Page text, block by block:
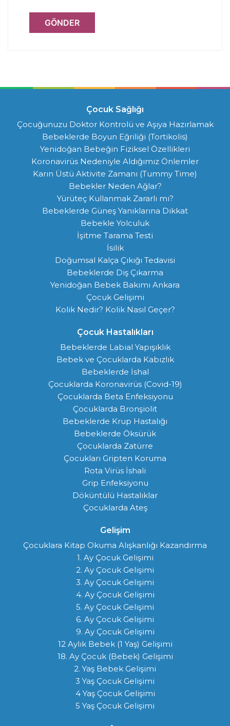
GÖNDER
Çocuk Sağlığı
Çocuğunuzu Doktor Kontrolü ve Aşıya Hazırlamak
Bebeklerde Boyun Eğriliği (Tortikolis)
Yenidoğan Bebeğin Fiziksel Özellikleri
Koronavirüs Nedeniyle Aldığımız Önlemler
Karın Üstü Aktivite Zamanı (Tummy Time)
Bebekler Neden Ağlar?
Yürüteç Kullanmak Zararlı mı?
Bebeklerde Güneş Yanıklarına Dikkat
Bebekle Yolculuk
İşitme Tarama Testi
İsilik
Doğumsal Kalça Çıkığı Tedavisi
Bebeklerde Diş Çıkarma
Yenidoğan Bebek Bakımı Ankara
Çocuk Gelişimi
Kolik Nedir? Kolik Nasıl Geçer?
Çocuk Hastalıkları
Bebeklerde Labial Yapışıklık
Bebek ve Çocuklarda Kabızlık
Bebeklerde İshal
Çocuklarda Koronavirüs (Covid-19)
Çocuklarda Beta Enfeksiyonu
Çocuklarda Bronşiolit
Bebeklerde Krup Hastalığı
Bebeklerde Öksürük
Çocuklarda Zatürre
Çocukları Gripten Koruma
Rota Virüs İshali
Grip Enfeksiyonu
Döküntülü Hastalıklar
Çocuklarda Ateş
Gelişim
Çocuklara Kitap Okuma Alışkanlığı Kazandırma
1. Ay Çocuk Gelişimi
2. Ay Çocuk Gelişimi
3. Ay Çocuk Gelişimi
4. Ay Çocuk Gelişimi
5. Ay Çocuk Gelişimi
6. Ay Çocuk Gelişimi
9. Ay Çocuk Gelişimi
12 Aylık Bebek (1 Yaş) Gelişimi
18. Ay Çocuk (Bebek) Gelişimi
2. Yaş Bebek Gelişimi
3 Yaş Çocuk Gelişimi
4 Yaş Çocuk Gelişimi
5 Yaş Çocuk Gelişimi